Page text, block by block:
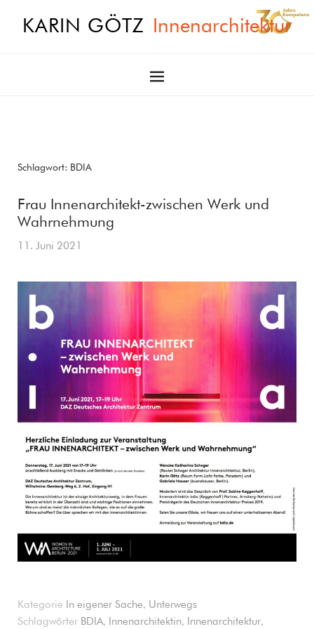
KARIN GÖTZ Innenarchitektur
Schlagwort: BDIA
Frau Innenarchitekt-zwischen Werk und
Wahrnehmung
11. Juni 2021
Kategorie In eigener Sache, Unterwegs
Schlagwörter BDIA, Innenarchitektin, Innenarchitektur,